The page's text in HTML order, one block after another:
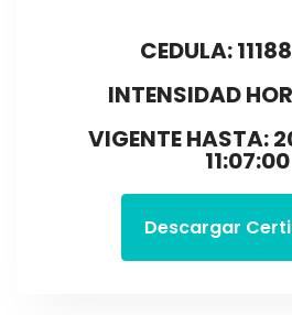
CEDULA:
INTENSIDAD
VIGENTE HASTA:
11:07:00
Descargar